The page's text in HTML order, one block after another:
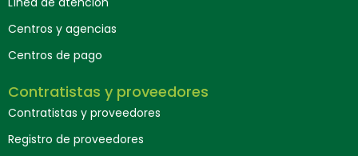
Centros y agencias
Centros de pago
Contratistas y proveedores
Contratistas y proveedores
Registro de proveedores